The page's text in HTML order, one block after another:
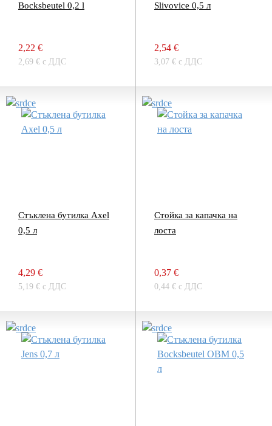
Bocksbeutel 0,2 l
2,22 €
2,69 € с ДДС
Slivovice 0,5 л
2,54 €
3,07 € с ДДС
Стъклена бутилка Axel
0,5 л
4,29 €
5,19 € с ДДС
Стойка за капачка на
лоста
0,37 €
0,44 € с ДДС